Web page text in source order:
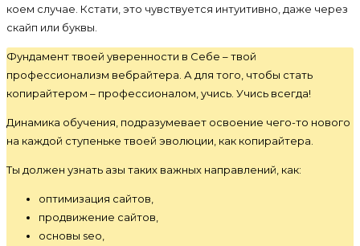
коем случае. Кстати, это чувствуется интуитивно, даже через
скайп или буквы.
Фундамент твоей уверенности в Себе – твой
профессионализм вебрайтера. А для того, чтобы стать
копирайтером – профессионалом, учись. Учись всегда!
Динамика обучения, подразумевает освоение чего-то нового
на каждой ступеньке твоей эволюции, как копирайтера.
Ты должен узнать азы таких важных направлений, как:
оптимизация сайтов,
продвижение сайтов,
основы seo,